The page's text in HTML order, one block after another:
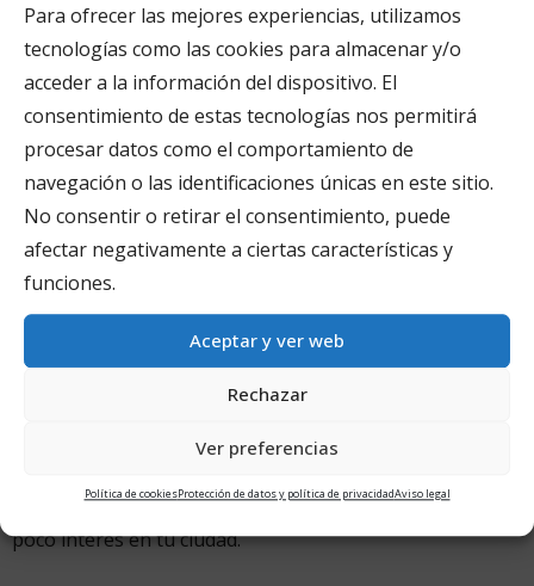
Para ofrecer las mejores experiencias, utilizamos
tecnologías como las cookies para almacenar y/o
acceder a la información del dispositivo. El
consentimiento de estas tecnologías nos permitirá
procesar datos como el comportamiento de
navegación o las identificaciones únicas en este sitio.
No consentir o retirar el consentimiento, puede
afectar negativamente a ciertas características y
funciones.
Aceptar y ver web
Rechazar
Ver preferencias
Política de cookiesProtección de datos y política de privacidadAviso legal
que ilustran con fotos atractivas cómo es tu clínica.
También tienes tu página de Facebook con algunas
entradas.
Ha llegado el momento de concienciarte que hay un
trabajo que vas a tener que realizar a lo largo de los
próximos meses/años. Tienes que cumplir siempre, sin
falta alguna, con las publicaciones programadas para tu
blog y Facebook.
No te importe si debido al posicionamiento no te llegan
clientes, porque en un plazo de un año las visitas serán
Tampoco te importe si tu página de Facebook despierta
poco interés en tu ciudad.